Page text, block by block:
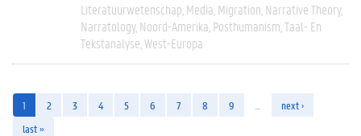
Literatuurwetenschap Media Migration Narrative Theory
Narratology Noord-Amerika Posthumanism Taal- En
Tekstanalyse West-Europa
1 2 3 4 5 6 7 8 9
next ›
last »